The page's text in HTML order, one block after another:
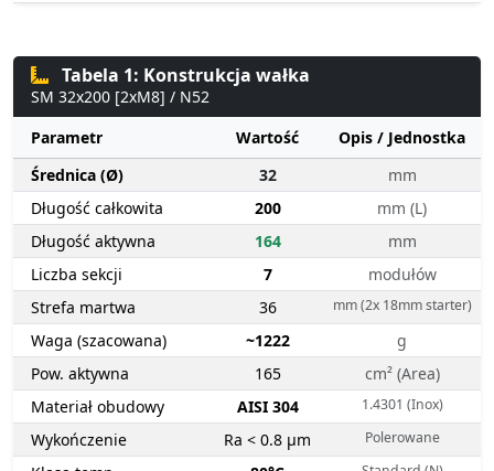
Tabela 1: Konstrukcja wałka
SM 32x200 [2xM8] / N52
Parametr
Wartość
Opis / Jednostka
Średnica (Ø)
32
mm
Długość całkowita
200
mm (L)
Długość aktywna
164
mm
Liczba sekcji
7
modułów
Strefa martwa
36 mm (2x 18mm starter)
Waga (szacowana) ~1222
g
Pow. aktywna
165
cm² (Area)
Materiał obudowy
AISI 304 1.4301 (Inox)
Wykończenie Ra < 0.8 µm Polerowane